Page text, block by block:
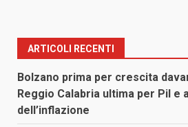
ARTICOLI RECENTI
Bolzano prima per crescita
Reggio Calabria ultima per Pil e
dell’inflazione